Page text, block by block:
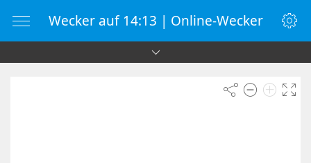
Wecker auf 14:13 | Online-Wecker